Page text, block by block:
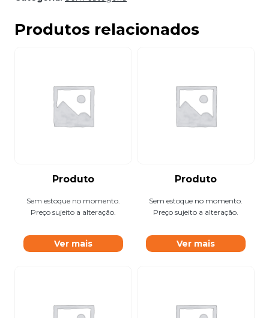
Produtos relacionados
Produto
Sem estoque no momento.
Preço sujeito a alteração.
Ver mais
Produto
Sem estoque no momento.
Preço sujeito a alteração.
Ver mais